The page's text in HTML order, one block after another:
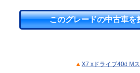
このグレードの中古車を
X7 xドライブ40d M